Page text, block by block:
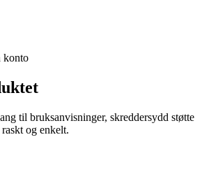
konto
til bruksanvisninger, skreddersydd støtte
og enkelt.